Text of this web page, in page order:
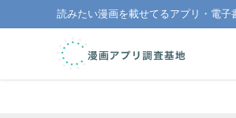
読みたい漫画を載せてるアプリ・電子